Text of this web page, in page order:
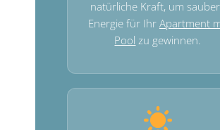
natürliche Kraft, um
Energie für Ihr Apartment
Pool zu gewinnen.